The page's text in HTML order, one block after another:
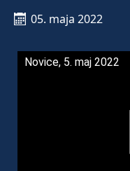
05. maja 2022
Novice, 5. maj 2022